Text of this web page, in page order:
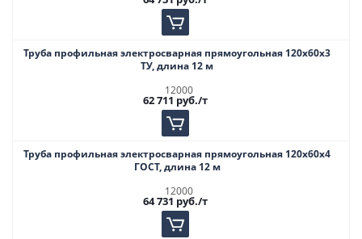
Труба профильная электросварная прямоугольная 120х60х3
ТУ, длина 12 м
12000
62 711 руб./т
Труба профильная электросварная прямоугольная 120х60х4
ГОСТ, длина 12 м
12000
64 731 руб./т